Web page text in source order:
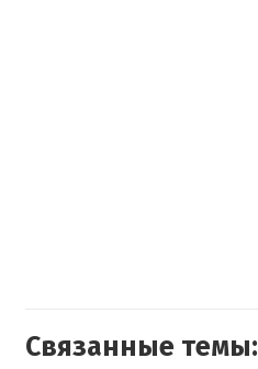
Связанные темы: